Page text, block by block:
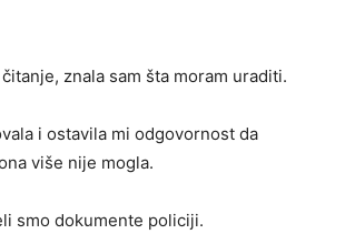
znala sam šta moram uraditi.
i ostavila mi odgovornost da
više nije mogla.
smo dokumente policiji.